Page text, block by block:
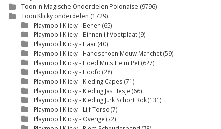
Toon 'n Magische Onderdelen Polonaise (9796)
Toon Klicky onderdelen (1729)
Playmobil Klicky - Benen (65)
Playmobil Klicky - Binnenlijf Voetplaat(9)
Playmobil Klicky - Haar(40)
Playmobil Klicky - Handschoen Mouw Manchet(59)
Playmobil Klicky - Hoed Muts Helm Pet(627)
Playmobil Klicky - Hoofd (28)
Playmobil Klicky - Kleding Capes (71)
Playmobil Klicky - Kleding Jas Hesje (66)
Playmobil Klicky - Kleding Jurk Schort Rok(131)
Playmobil Klicky - Lijf Torso (7)
Playmobil Klicky - Overige (72)